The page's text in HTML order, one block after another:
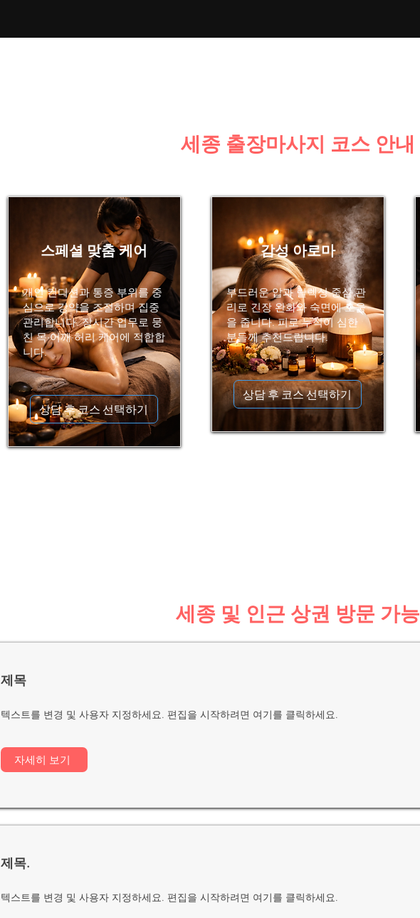
세종 출장마사지 코스 안내
스페셜 맞춤 케어
개인 컨디션과 통증 부위를 중
심으로 강약을 조절하며 집중
관리합니다. 장시간 업무로 뭉
친 목·어깨·허리 케어에 적합합
니다.
상담 후 코스 선택하기
감성 아로마
부드러운 압과 릴렉싱 중심 관
리로 긴장 완화와 숙면에 도움
을 줍니다. 피로 누적이 심한
분들께 추천드립니다.
상담 후 코스 선택하기
세종 및 인근 상권 방문 가능
제목
텍스트를 변경 및 사용자 지정하세요. 편집을 시작하려면 여기를 클릭하세요.
자세히 보기
제목.
텍스트를 변경 및 사용자 지정하세요. 편집을 시작하려면 여기를 클릭하세요.